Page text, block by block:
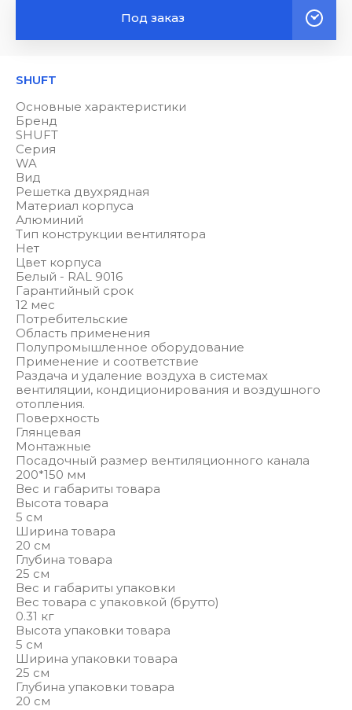
SHUFT
Основные характеристики
Бренд
SHUFT
Серия
WA
Вид
Решетка двухрядная
Материал корпуса
Алюминий
Тип конструкции вентилятора
Нет
Цвет корпуса
Белый - RAL 9016
Гарантийный срок
12 мес
Потребительские
Область применения
Полупромышленное оборудование
Применение и соответствие
Раздача и удаление воздуха в системах
вентиляции, кондиционирования и воздушного
отопления.
Поверхность
Глянцевая
Монтажные
Посадочный размер вентиляционного канала
200*150 мм
Вес и габариты товара
Высота товара
5 см
Ширина товара
20 см
Глубина товара
25 см
Вес и габариты упаковки
Вес товара с упаковкой (брутто)
0.31 кг
Высота упаковки товара
5 см
Ширина упаковки товара
25 см
Глубина упаковки товара
20 см
Под заказ